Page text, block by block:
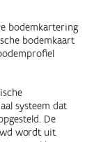
bodemkartering
bodemkaart
systeem dat
De
wordt uit